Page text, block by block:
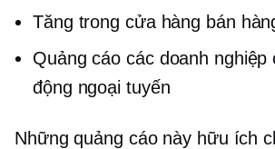
Tăng trong cửa hàng bán
Quảng cáo các doanh nghiệp
động ngoại tuyến
Những quảng cáo này hữu ích